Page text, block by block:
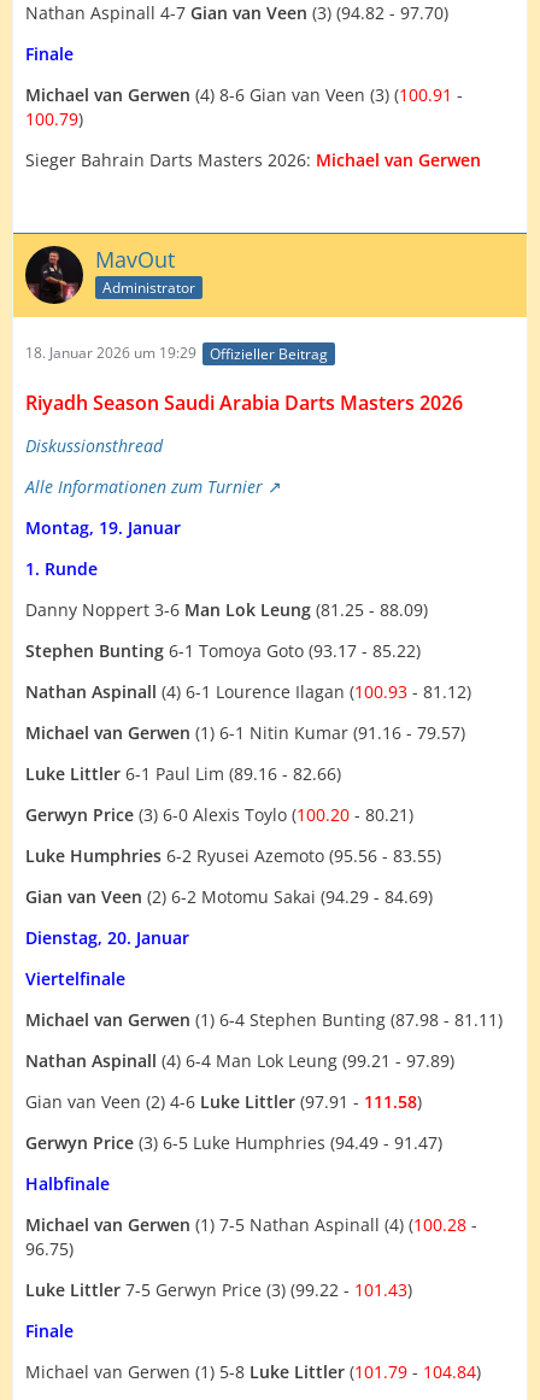
Nathan Aspinall 4-7 Gian van Veen (3) (94.82 - 97.70)
Finale
Michael van Gerwen (4) 8-6 Gian van Veen (3) (100.91 -
100.79)
Sieger Bahrain Darts Masters 2026: Michael van Gerwen
MavOut
Administrator
18. Januar 2026 um 19:29 Offizieller Beitrag
Riyadh Season Saudi Arabia Darts Masters 2026
Diskussionsthread
Alle Informationen zum Turnier
Montag, 19. Januar
1. Runde
Danny Noppert 3-6 Man Lok Leung (81.25 - 88.09)
Stephen Bunting 6-1 Tomoya Goto (93.17 - 85.22)
Nathan Aspinall (4) 6-1 Lourence Ilagan (100.93 - 81.12)
Michael van Gerwen (1) 6-1 Nitin Kumar (91.16 - 79.57)
Luke Littler 6-1 Paul Lim (89.16 - 82.66)
Gerwyn Price (3) 6-0 Alexis Toylo (100.20 - 80.21)
Luke Humphries 6-2 Ryusei Azemoto (95.56 - 83.55)
Gian van Veen (2) 6-2 Motomu Sakai (94.29 - 84.69)
Dienstag, 20. Januar
Viertelfinale
Michael van Gerwen (1) 6-4 Stephen Bunting (87.98 - 81.11)
Nathan Aspinall (4) 6-4 Man Lok Leung (99.21 - 97.89)
Gian van Veen (2) 4-6 Luke Littler (97.91 - 111.58)
Gerwyn Price (3) 6-5 Luke Humphries (94.49 - 91.47)
Halbfinale
Michael van Gerwen (1) 7-5 Nathan Aspinall (4) (100.28 -
96.75)
Luke Littler 7-5 Gerwyn Price (3) (99.22 - 101.43)
Finale
Michael van Gerwen (1) 5-8 Luke Littler (101.79 - 104.84)